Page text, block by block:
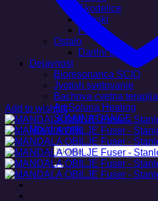
Skodelice
Obeski
Plakati
Ostalo
Darilni boni
Dejavnost
Bioresonanca SCIO
Jyotish svetovanje
Bachova cvetna terapija
Art Soluna Healing
SOLUNA DANCE
Moj dnevnik
Išči:
Add to wishlist